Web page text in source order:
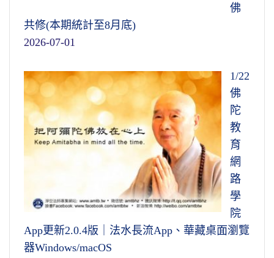
佛
共修(本期統計至8月底)
2026-07-01
1/22
佛
陀
教
育
網
路
學
院
App更新2.0.4版｜法水長流App、華藏桌面瀏覽
器Windows/macOS